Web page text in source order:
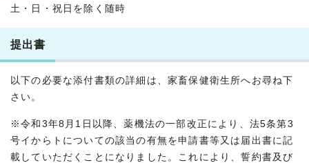
土・日・祝日を除く随時
提出書
以下の必要な添付書類の詳細は、家畜保健衛生所へお尋ね下
さい。
※令和3年8月1日以降、薬機法の一部改正により、法5条第3
号イからトについての該当の有無を申請書等又は届出書に記
載していただくことになりました。これにより、誓約書及び